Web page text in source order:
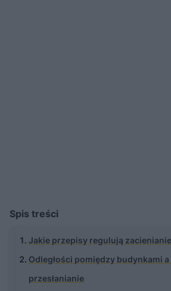
Spis treści
Jakie przepisy regulują
Odległości pomiędzy budynkami
przesłanianie